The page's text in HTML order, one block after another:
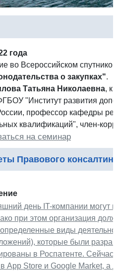
года
во Всероссийском
о закупках".
Татьяна Николаевна,
"Институт развития
профессор кафедры
квалификаций", член-
на семинар
Правового
день IT-компании могут
при этом организация
виды
которые были
в Роспатенте. Сейчас
в App Store и Google Market, а